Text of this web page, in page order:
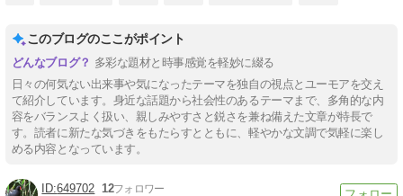
このブログのここがポイント
多彩な題材と時事感覚を軽妙に綴る
日々の何気ない出来事や気になったテーマを独自の視点とユーモアを交え
て紹介しています。身近な話題から社会性のあるテーマまで、多角的な内
容をバランスよく扱い、親しみやすさと鋭さを兼ね備えた文章が特長で
す。読者に新たな気づきをもたらすとともに、軽やかな文調で気軽に楽し
める内容となっています。
649702 12